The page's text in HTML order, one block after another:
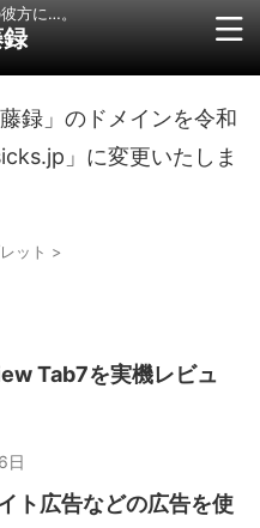
方に…。
録」のドメインを令和
」に変更いたしま
ット >
Tab7を実機レビュ
日
ト広告などの広告を使